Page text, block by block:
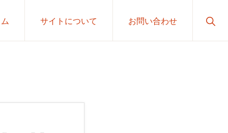
サイトについて お問い合わせ